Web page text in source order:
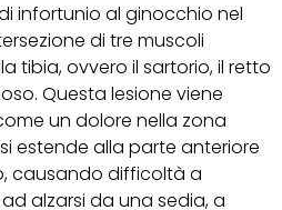
infortunio al ginocchio nel
di tre muscoli
tibia, ovvero il sartorio, il retto
Questa lesione viene
un dolore nella zona
estende alla parte anteriore
causando difficoltà a
alzarsi da una sedia, a